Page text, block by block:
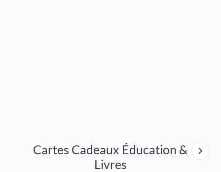
Cartes Cadeaux Éducation &
Livres